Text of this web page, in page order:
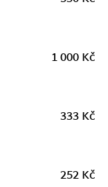
1 000 Kč
333 Kč
252 Kč